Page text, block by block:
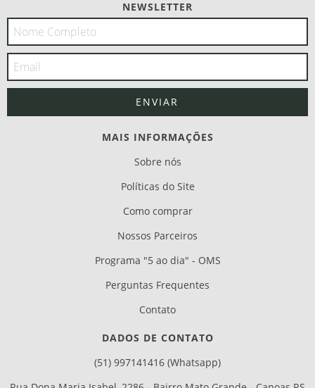
NEWSLETTER
MAIS INFORMAÇÕES
Sobre nós
Políticas do Site
Como comprar
Nossos Parceiros
Programa "5 ao dia" - OMS
Perguntas Frequentes
Contato
DADOS DE CONTATO
(51) 997141416 (Whatsapp)